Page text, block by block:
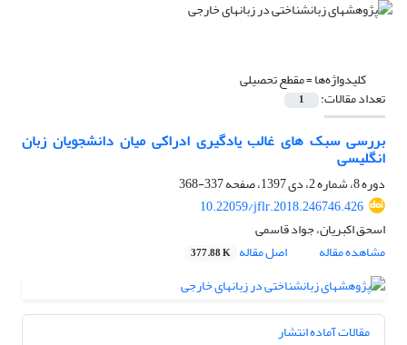
کلیدواژه‌ها =مقطع تحصیلی
تعداد مقالات: 1
بررسی سبک های غالب یادگیری ادراکی میان دانشجویان زبان
انگلیسی
دوره 8، شماره 2، دی 1397، صفحه
337-368
10.22059/jflr.2018.246746.426
اسحق اکبریان، جواد قاسمی
مشاهده مقاله
اصل مقاله 377.88 K
مقالات آماده انتشار